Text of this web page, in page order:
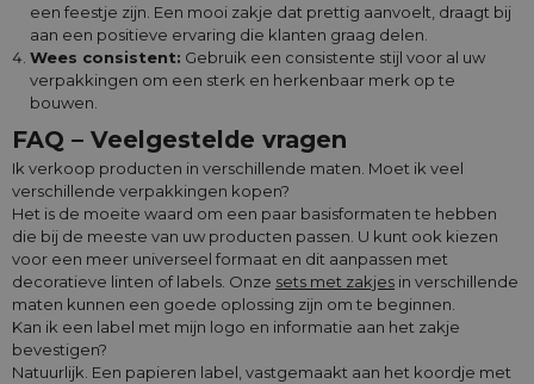
een feestje zijn. Een mooi zakje dat prettig aanvoelt, draagt bij
aan een positieve ervaring die klanten graag delen.
Wees consistent: Gebruik een consistente stijl voor al uw
verpakkingen om een sterk en herkenbaar merk op te
bouwen.
FAQ – Veelgestelde vragen
Ik verkoop producten in verschillende maten. Moet ik veel
verschillende verpakkingen kopen?
Het is de moeite waard om een paar basisformaten te hebben
die bij de meeste van uw producten passen. U kunt ook kiezen
voor een meer universeel formaat en dit aanpassen met
decoratieve linten of labels. Onze sets met zakjes in verschillende
maten kunnen een goede oplossing zijn om te beginnen.
Kan ik een label met mijn logo en informatie aan het zakje
bevestigen?
Natuurlijk. Een papieren label, vastgemaakt aan het koordje met